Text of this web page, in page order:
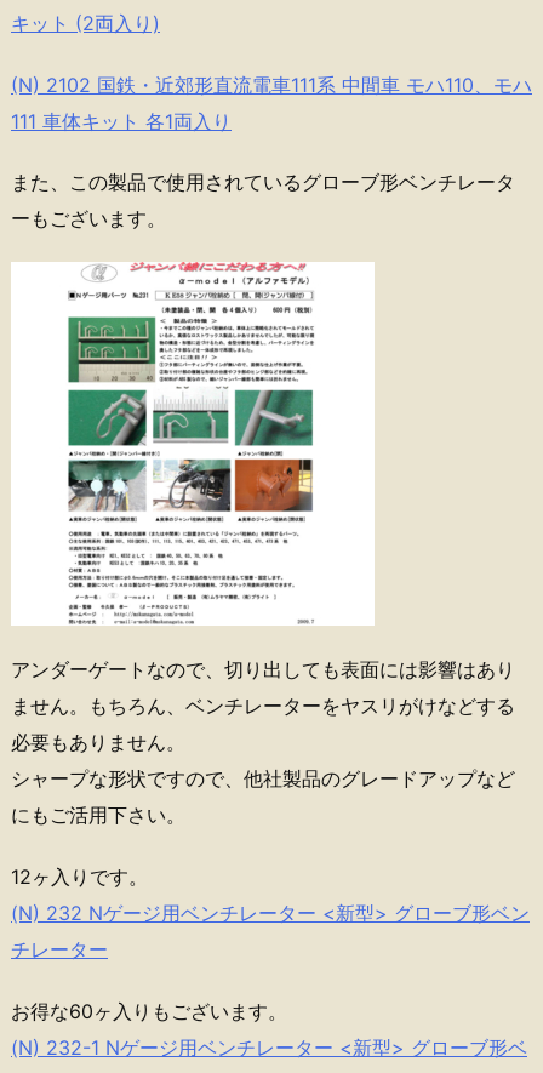
キット (2両入り)
(N) 2102 国鉄・近郊形直流電車111系 中間車 モハ110、モハ
111 車体キット 各1両入り
また、この製品で使用されているグローブ形ベンチレータ
ーもございます。
アンダーゲートなので、切り出しても表面には影響はあり
ません。もちろん、ベンチレーターをヤスリがけなどする
必要もありません。
シャープな形状ですので、他社製品のグレードアップなど
にもご活用下さい。
12ヶ入りです。
(N) 232 Nゲージ用ベンチレーター <新型> グローブ形ベン
チレーター
お得な60ヶ入りもございます。
(N) 232-1 Nゲージ用ベンチレーター <新型> グローブ形ベ